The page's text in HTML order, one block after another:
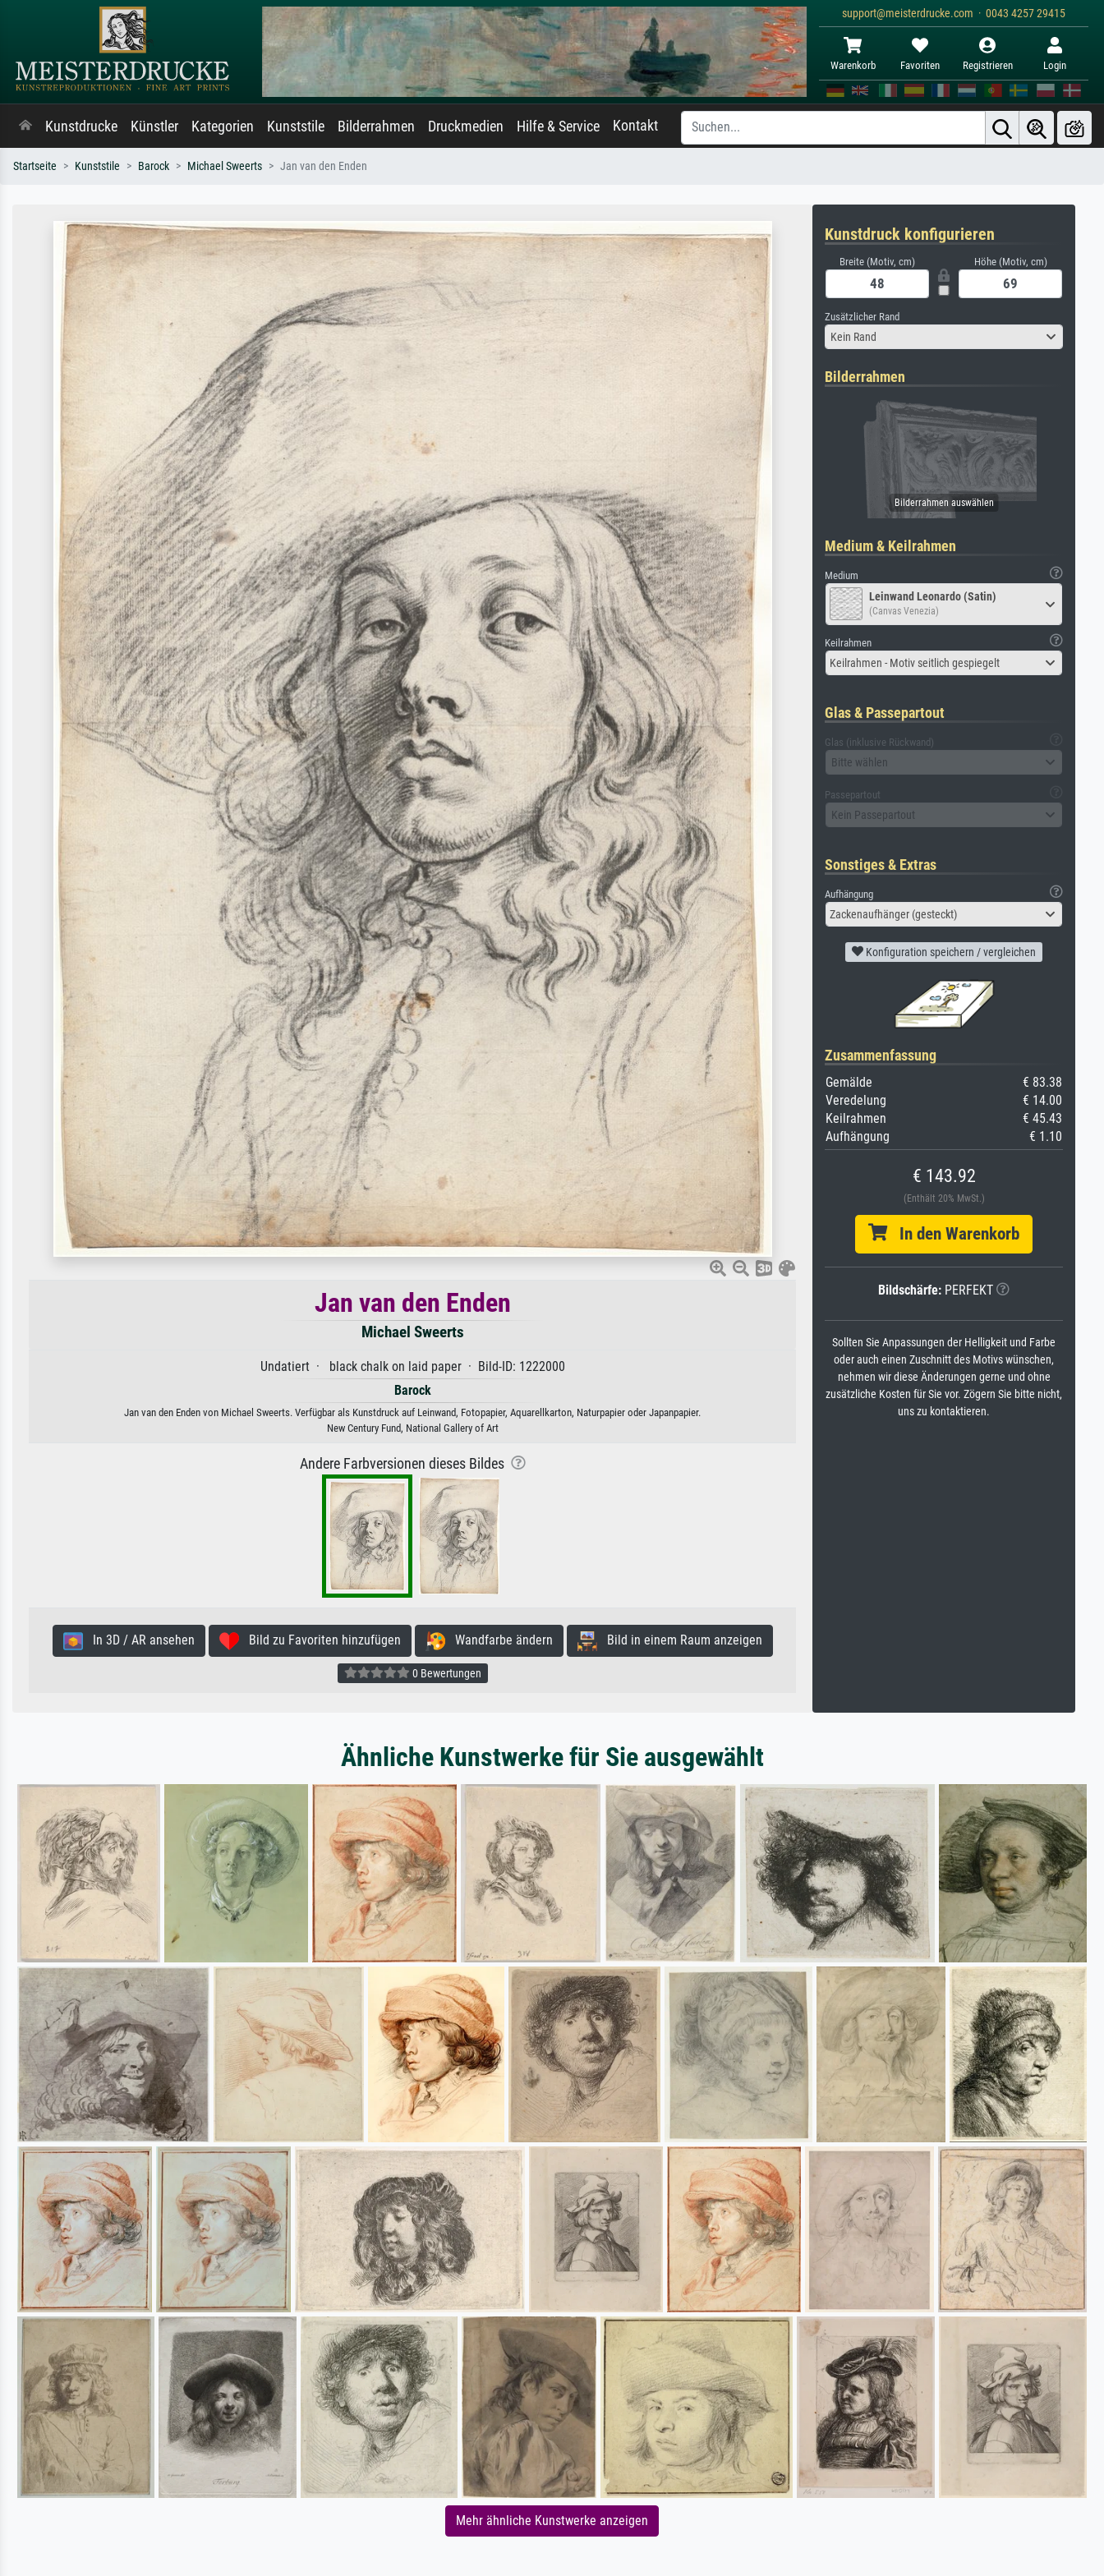
support@meisterdrucke.com · 0043 4257 29415
Warenkorb Favoriten Registrieren Login
Kunstdrucke Künstler Kategorien Kunststile Bilderrahmen Druckmedien Hilfe & Service Kontakt
Startseite Kunststile Barock Michael Sweerts Jan van den Enden
Jan van den Enden
Michael Sweerts
Undatiert · black chalk on laid paper · Bild-ID: 1222000
Barock
Jan van den Enden von Michael Sweerts. Verfügbar als Kunstdruck auf Leinwand, Fotopapier, Aquarellkarton, Naturpapier oder Japanpapier.
New Century Fund, National Gallery of Art
Andere Farbversionen dieses Bildes
In 3D / AR ansehen Bild zu Favoriten hinzufügen Wandfarbe ändern Bild in einem Raum anzeigen
0 Bewertungen
Kunstdruck konfigurieren
Breite (Motiv, cm) Höhe (Motiv, cm)
Zusätzlicher Rand
Kein Rand
Bilderrahmen
Medium & Keilrahmen
Medium
Leinwand Leonardo (Satin)
(Canvas Venezia)
Keilrahmen
Keilrahmen - Motiv seitlich gespiegelt
Glas & Passepartout
Glas (inklusive Rückwand)
Bitte wählen
Passepartout
Kein Passepartout
Sonstiges & Extras
Aufhängung
Zackenaufhänger (gesteckt)
Konfiguration speichern / vergleichen
Zusammenfassung
Gemälde
€ 83.38
Veredelung
€ 14.00
Keilrahmen
€ 45.43
Aufhängung
€ 1.10
€ 143.92
(Enthält 20% MwSt.)
In den Warenkorb
Bildschärfe: PERFEKT
Sollten Sie Anpassungen der Helligkeit und Farbe
oder auch einen Zuschnitt des Motivs wünschen,
nehmen wir diese Änderungen gerne und ohne
zusätzliche Kosten für Sie vor. Zögern Sie bitte nicht,
uns zu kontaktieren.
Ähnliche Kunstwerke für Sie ausgewählt
Mehr ähnliche Kunstwerke anzeigen